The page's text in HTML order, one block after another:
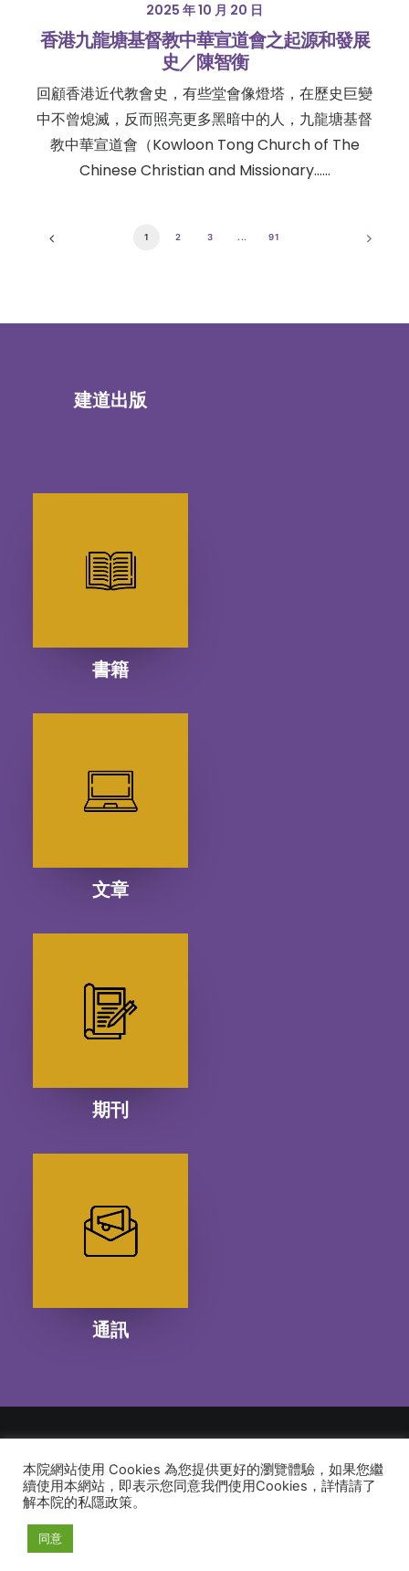
2025 年 10 月 20 日
香港九龍塘基督教中華宣道會之起源和發展
史／陳智衡
回顧香港近代教會史，有些堂會像燈塔，在歷史巨變
中不曾熄滅，反而照亮更多黑暗中的人，九龍塘基督
教中華宣道會（Kowloon Tong Church of The
Chinese Christian and Missionary……
1 2 3 ... 91
建道出版
書籍
文章
期刊
通訊
© 2026 建道神學院Alliance Bible Seminary. All rights reserved
本院網站使用 Cookies 為您提供更好的瀏覽體驗，如果您繼
續使用本網站，即表示您同意我們使用Cookies，詳情請了
解本院的私隱政策。
同意